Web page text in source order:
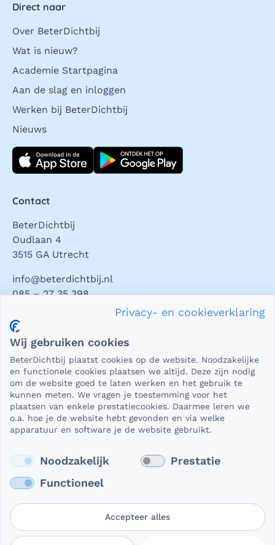
Direct naar
Over BeterDichtbij
Wat is nieuw?
Academie Startpagina
Aan de slag en inloggen
Werken bij BeterDichtbij
Nieuws
Download direct
Contact
BeterDichtbij
Oudlaan 4
3515 GA Utrecht
info@beterdichtbij.nl
085 – 27 35 398
Privacy en veiligheid
essentieel dat die beveiligd worden uitgewisseld. En dat
die gegevens niet in verkeerde handen vallen. Daar kun je
op rekenen bij BeterDichtbij.
Lees verder
Privacy- en cookieverklaring
Wij gebruiken cookies
BeterDichtbij plaatst cookies op de website. Noodzakelijke
en functionele cookies plaatsen we altijd. Deze zijn nodig
om de website goed te laten werken en het gebruik te
kunnen meten. We vragen je toestemming voor het
plaatsen van enkele prestatiecookies. Daarmee leren we
o.a. hoe je de website hebt gevonden en via welke
apparatuur en software je de website gebruikt.
Noodzakelijk
Prestatie
Functioneel
Accepteer alles